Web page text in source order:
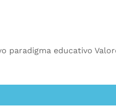
paradigma educativo